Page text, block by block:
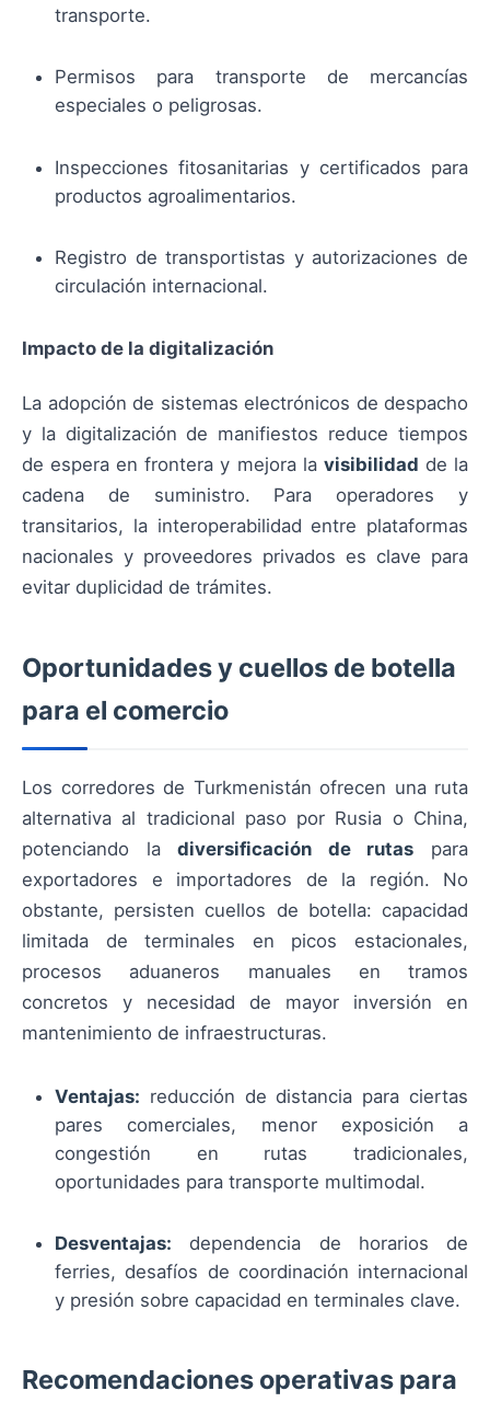
transporte.
Permisos para transporte de mercancías
especiales o peligrosas.
Inspecciones fitosanitarias y certificados para
productos agroalimentarios.
Registro de transportistas y autorizaciones de
circulación internacional.
Impacto de la digitalización
La adopción de sistemas electrónicos de despacho
y la digitalización de manifiestos reduce tiempos
de espera en frontera y mejora la visibilidad de la
cadena de suministro. Para operadores y
transitarios, la interoperabilidad entre plataformas
nacionales y proveedores privados es clave para
evitar duplicidad de trámites.
Oportunidades y cuellos de botella
para el comercio
Los corredores de Turkmenistán ofrecen una ruta
alternativa al tradicional paso por Rusia o China,
potenciando ladiversificación de rutas para
exportadores e importadores de la región. No
obstante, persisten cuellos de botella: capacidad
limitada de terminales en picos estacionales,
procesos aduaneros manuales en tramos
concretos y necesidad de mayor inversión en
mantenimiento de infraestructuras.
Ventajas: reducción de distancia para ciertas
pares comerciales, menor exposición a
congestión en rutas tradicionales,
oportunidades para transporte multimodal.
Desventajas: dependencia de horarios de
ferries, desafíos de coordinación internacional
y presión sobre capacidad en terminales clave.
Recomendaciones operativas para